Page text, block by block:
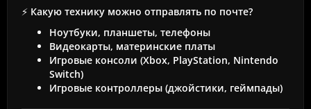
⚡ Какую технику можно отправлять по почте?
Ноутбуки, планшеты, телефоны
Видеокарты, материнские платы
Игровые консоли (Xbox, PlayStation, Nintendo
Switch)
Игровые контроллеры (джойстики, геймпады)